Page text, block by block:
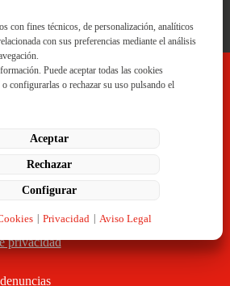
1 Polígono Areta.
233
privacidad
con fines técnicos, de personalización, analíticos
con sus preferencias mediante el análisis
Puede aceptar todas las cookies
configurarlas o rechazar su uso pulsando el
Configurar
Privacidad Aviso Legal